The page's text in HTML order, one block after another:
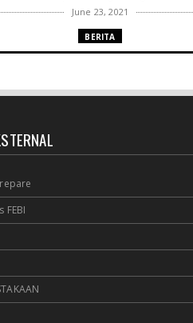
June 23, 2021
BERITA
June 06, 2021
UPT. Perpustakaan IAIN
menuju perpustakaan ...
RESENSI BUKU
Membaca secepat keinginan
Agenda meyambut pengelola baru,
FEBI